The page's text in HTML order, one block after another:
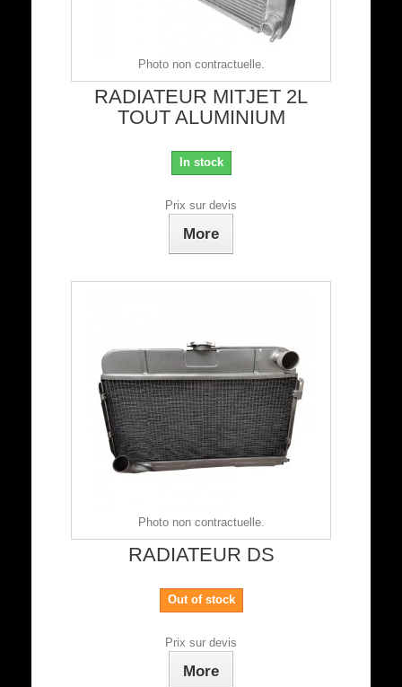
Photo non contractuelle.
RADIATEUR MITJET 2L
TOUT ALUMINIUM
In stock
Prix sur devis
More
Photo non contractuelle.
RADIATEUR DS
Out of stock
Prix sur devis
More